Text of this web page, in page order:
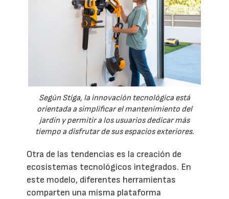
Según Stiga, la innovación tecnológica está
orientada a simplificar el mantenimiento del
jardín y permitir a los usuarios dedicar más
tiempo a disfrutar de sus espacios exteriores.
Otra de las tendencias es la creación de
ecosistemas tecnológicos integrados. En
este modelo, diferentes herramientas
comparten una misma plataforma